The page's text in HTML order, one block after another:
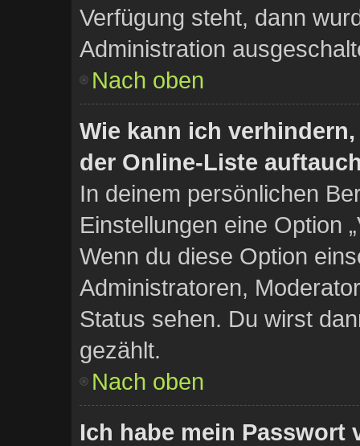
Verfügung steht, dann
Administration
Nach oben
Wie kann ich
der Online-Liste
In deinem persönlichen
Einstellungen eine Option
Wenn du diese Option
Administratoren,
Status sehen. Du wirst
gezählt.
Nach oben
Ich habe mein Passwort